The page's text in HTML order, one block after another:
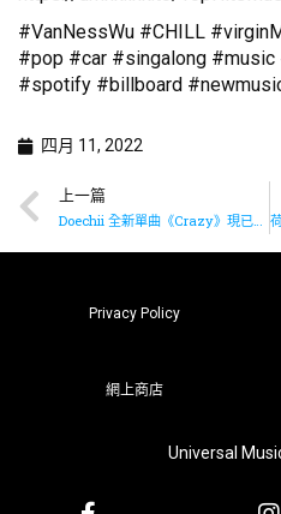
#VanNessWu #CHILL
#pop #car #singalong
#spotify #billboard
四月 11, 2022
上一篇
Doechii 全新單曲《Crazy》現已推出
Privacy Policy
網上商店
Universal